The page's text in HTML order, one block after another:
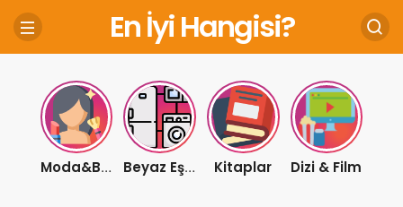
En İyi Hangisi?
Moda&Bakım Beyaz Eşya Kitaplar Dizi & Film